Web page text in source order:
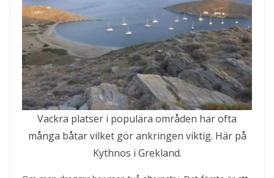
Vackra platser i populära områden har ofta
många båtar vilket gör ankringen viktig. Här på
Kythnos i Grekland.